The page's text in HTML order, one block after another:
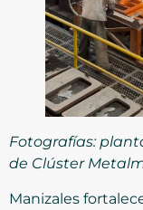
Fotografías:
de Clúster
Manizales